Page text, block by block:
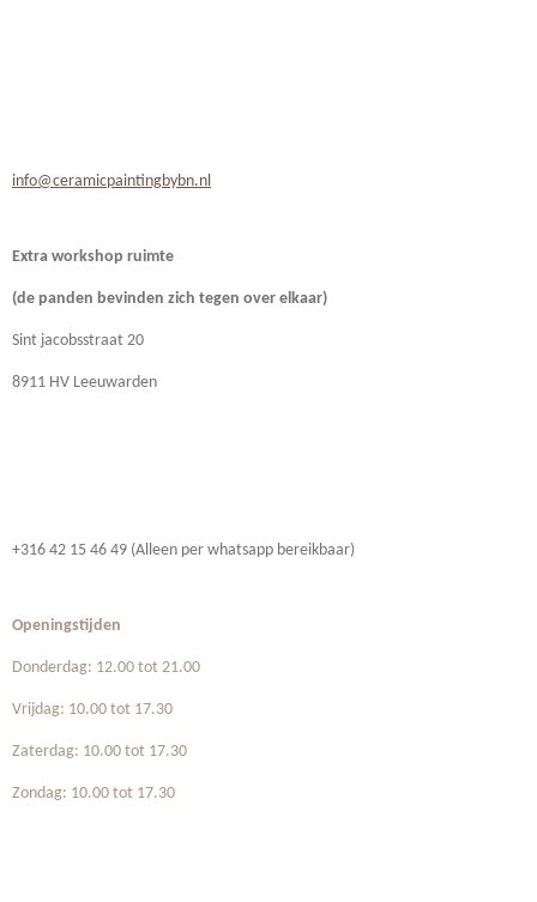
info@ceramicpaintingbybn.nl
Extra workshop ruimte
(de panden bevinden zich tegen over elkaar)
Sint jacobsstraat 20
8911 HV Leeuwarden
+316 42 15 46 49 (Alleen per whatsapp bereikbaar)
Openingstijden
Donderdag: 12.00 tot 21.00
Vrijdag: 10.00 tot 17.30
Zaterdag: 10.00 tot 17.30
Zondag: 10.00 tot 17.30